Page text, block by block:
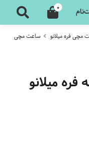
0
مچی فره میلانو
ساعت مچی
میلانو